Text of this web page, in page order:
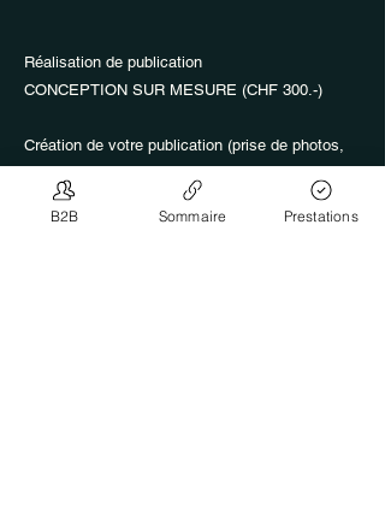
Réalisation de publication
CONCEPTION SUR MESURE (CHF 300.-)
Création de votre publication (prise de photos,
d'entreprise Google, avec tous les liens direct
de votre domaine d'expertise)
B2B Sommaire Prestations